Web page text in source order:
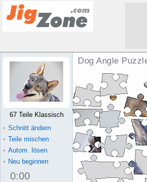
Dog Angle
67 Teile Klassisch
• Schnitt ändern
• Teile mischen
• Autom. lösen
• Neu beginnen
0:00